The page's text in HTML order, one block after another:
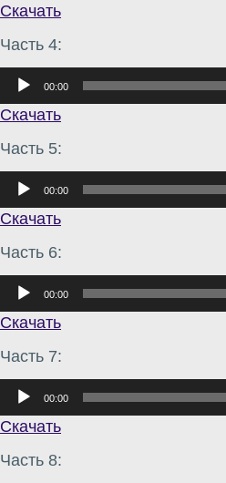
Скачать
Часть 4:
Аудиоплеер
00:00
Скачать
Часть 5:
Аудиоплеер
00:00
Скачать
Часть 6:
Аудиоплеер
00:00
Скачать
Часть 7:
Аудиоплеер
00:00
Скачать
Часть 8: